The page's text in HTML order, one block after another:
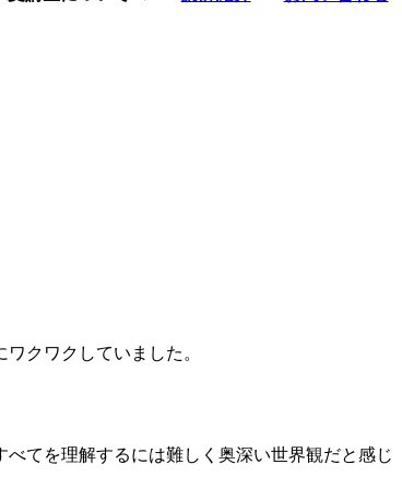
クワクしていました。
てを理解するには難しく奥深い世界観だと感じ